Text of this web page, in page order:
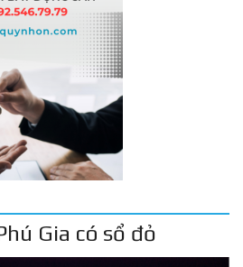
Gia có sổ đỏ